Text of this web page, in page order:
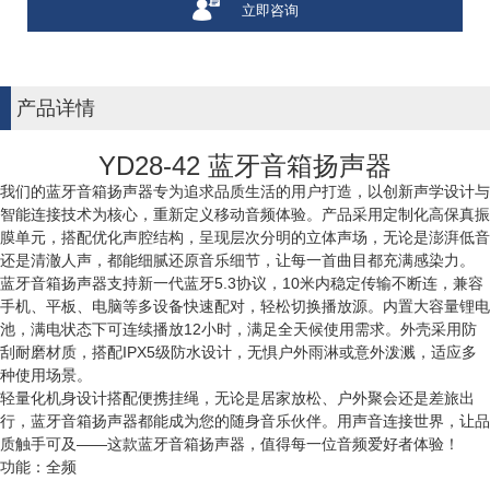
立即咨询
产品详情
YD28-42 蓝牙音箱扬声器
我们的蓝牙音箱扬声器专为追求品质生活的用户打造，以创新声学设计与
智能连接技术为核心，重新定义移动音频体验。产品采用定制化高保真振
膜单元，搭配优化声腔结构，呈现层次分明的立体声场，无论是澎湃低音
还是清澈人声，都能细腻还原音乐细节，让每一首曲目都充满感染力。
蓝牙音箱扬声器支持新一代蓝牙5.3协议，10米内稳定传输不断连，兼容
手机、平板、电脑等多设备快速配对，轻松切换播放源。内置大容量锂电
池，满电状态下可连续播放12小时，满足全天候使用需求。外壳采用防
刮耐磨材质，搭配IPX5级防水设计，无惧户外雨淋或意外泼溅，适应多
种使用场景。
轻量化机身设计搭配便携挂绳，无论是居家放松、户外聚会还是差旅出
行，蓝牙音箱扬声器都能成为您的随身音乐伙伴。用声音连接世界，让品
质触手可及——这款蓝牙音箱扬声器，值得每一位音频爱好者体验！
功能：全频